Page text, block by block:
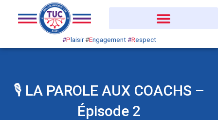
#Plaisir#Engagement#Respect
🎙️ LA PAROLE AUX COACHS –
Épisode 2